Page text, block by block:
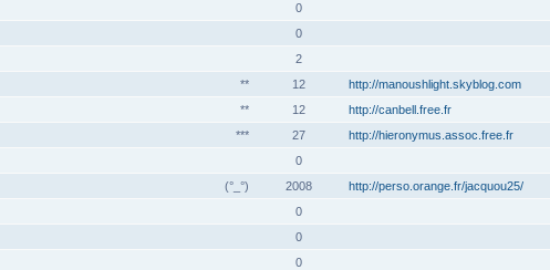
0
0
2
**
12 http://manoushlight.skyblog.com
**
12 http://canbell.free.fr
***
27 http://hieronymus.assoc.free.fr
0
(°_°)
2008 http://perso.orange.fr/jacquou25/
0
0
0